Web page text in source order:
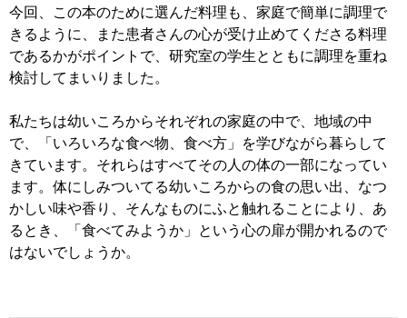
今回、この本のために選んだ料理も、家庭で簡単に調理で
きるように、また患者さんの心が受け止めてくださる料理
であるかがポイントで、研究室の学生とともに調理を重ね
検討してまいりました。
私たちは幼いころからそれぞれの家庭の中で、地域の中
で、「いろいろな食べ物、食べ方」を学びながら暮らして
きています。それらはすべてその人の体の一部になってい
ます。体にしみついてる幼いころからの食の思い出、なつ
かしい味や香り、そんなものにふと触れることにより、あ
るとき、「食べてみようか」という心の扉が開かれるので
はないでしょうか。